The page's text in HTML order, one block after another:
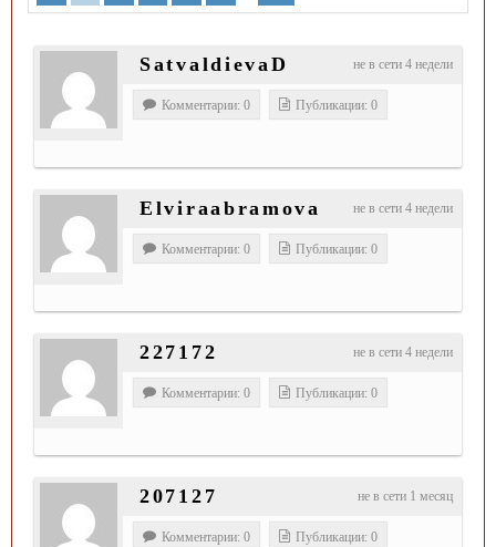
не в сети 4 недели
SatvaldievaD
Комментарии: 0 Публикации: 0
не в сети 4 недели
Elviraabramova
Комментарии: 0 Публикации: 0
не в сети 4 недели
227172
Комментарии: 0 Публикации: 0
не в сети 1 месяц
207127
Комментарии: 0 Публикации: 0